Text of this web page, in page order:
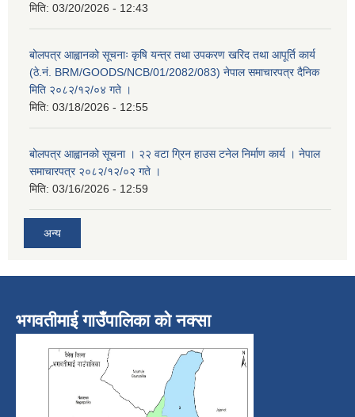
मिति: 03/20/2026 - 12:43
बोलपत्र आह्वानको सूचनाः कृषि यन्त्र तथा उपकरण खरिद तथा आपूर्ति कार्य
(ठे.नं. BRM/GOODS/NCB/01/2082/083) नेपाल समाचारपत्र दैनिक
मिति २०८२/१२/०४ गते ।
मिति: 03/18/2026 - 12:55
बोलपत्र आह्वानको सूचना । २२ वटा ग्रिन हाउस टनेल निर्माण कार्य । नेपाल
समाचारपत्र २०८२/१२/०२ गते ।
मिति: 03/16/2026 - 12:59
अन्य
भगवतीमाई गाउँपालिका को नक्सा